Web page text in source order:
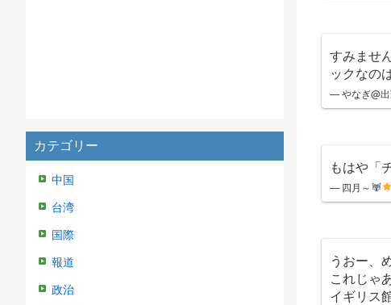
カテゴリー
中国
台湾
国際
報道
政治
すみませ
ックなの
— やなぎ@出
もはや「
— 四月～
うおー、
これじゃ
イギリス